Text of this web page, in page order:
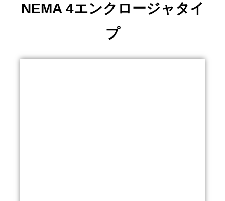
NEMA 4エンクロージャタイ
プ